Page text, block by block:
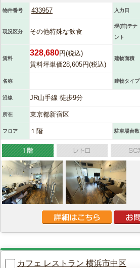
物件番号 433957 入力日
現況区分 その他特殊な飲食
現(前)テナ
ント
賃料
328,680円(税込)
賃料坪単価28,605円(税込)
建物面積
名称 建物タイプ
沿線 JR山手線 徒歩9分
所在 東京都新宿区
フロア １階 駐車場台数
カフェ レストラン 横浜市中区